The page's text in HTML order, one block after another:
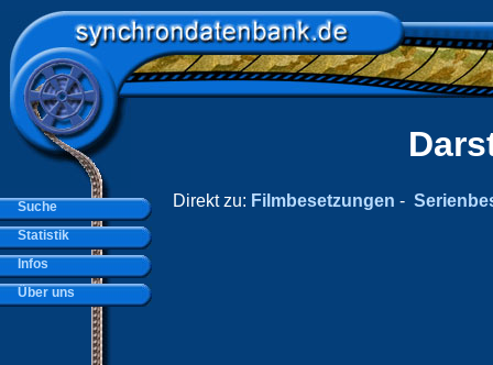
Direkt zu: Filmbesetzungen -
Suche
Statistik
Infos
Über uns